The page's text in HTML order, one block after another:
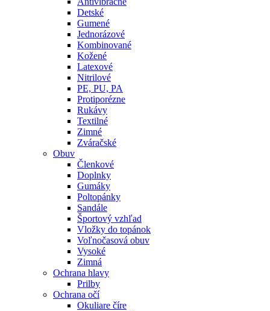
Detské
Gumené
Jednorázové
Kombinované
Kožené
Latexové
Nitrilové
PE, PU, PA
Protiporézne
Rukávy
Textilné
Zimné
Zváračské
Obuv
Členkové
Doplnky
Gumáky
Poltopánky
Sandále
Športový vzhľad
Vložky do topánok
Voľnočasová obuv
Vysoké
Zimná
Ochrana hlavy
Prilby
Ochrana očí
Okuliare číre